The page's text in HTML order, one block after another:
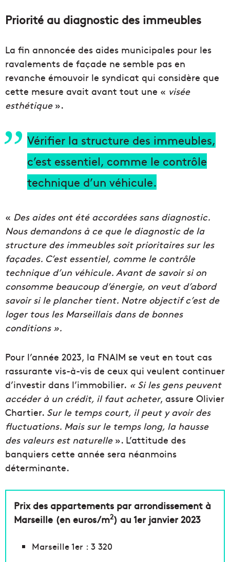
Priorité au diagnostic des immeubles
La fin annoncée des aides municipales pour les
ravalements de façade ne semble pas en
revanche émouvoir le syndicat qui considère que
cette mesure avait avant tout une « visée
esthétique».
Vérifier la structure des immeubles,
c’est essentiel, comme le contrôle
technique d’un véhicule.
« Des aides ont été accordées sans diagnostic.
Nous demandons à ce que le diagnostic de la
structure des immeubles soit prioritaires sur les
façades. C’est essentiel, comme le contrôle
technique d’un véhicule. Avant de savoir si on
consomme beaucoup d’énergie, on veut d’abord
savoir si le plancher tient. Notre objectif c’est de
loger tous les Marseillais dans de bonnes
conditions ».
Pour l’année 2023, la FNAIM se veut en tout cas
rassurante vis-à-vis de ceux qui veulent continuer
d’investir dans l’immobilier. « Si les gens peuvent
accéder à un crédit, il faut acheter, assure Olivier
Chartier. Sur le temps court, il peut y avoir des
fluctuations. Mais sur le temps long, la hausse
des valeurs est naturelle». L’attitude des
banquiers cette année sera néanmoins
déterminante.
Prix des appartements par arrondissement à
Marseille (en euros/m2) au 1er janvier 2023
Marseille 1er : 3 320